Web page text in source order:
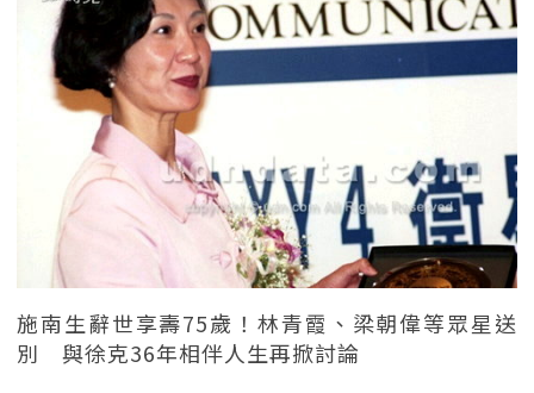
施南生辭世享壽75歲！林青霞、梁朝偉等眾星送
別 與徐克36年相伴人生再掀討論